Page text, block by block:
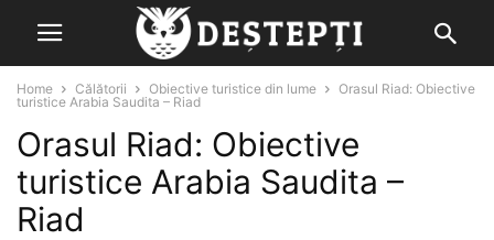
Home Călătorii Obiective turistice din lume
Orasul Riad: Obiective
turistice Arabia Saudita – Riad
Orasul Riad: Obiective
turistice Arabia Saudita –
Riad